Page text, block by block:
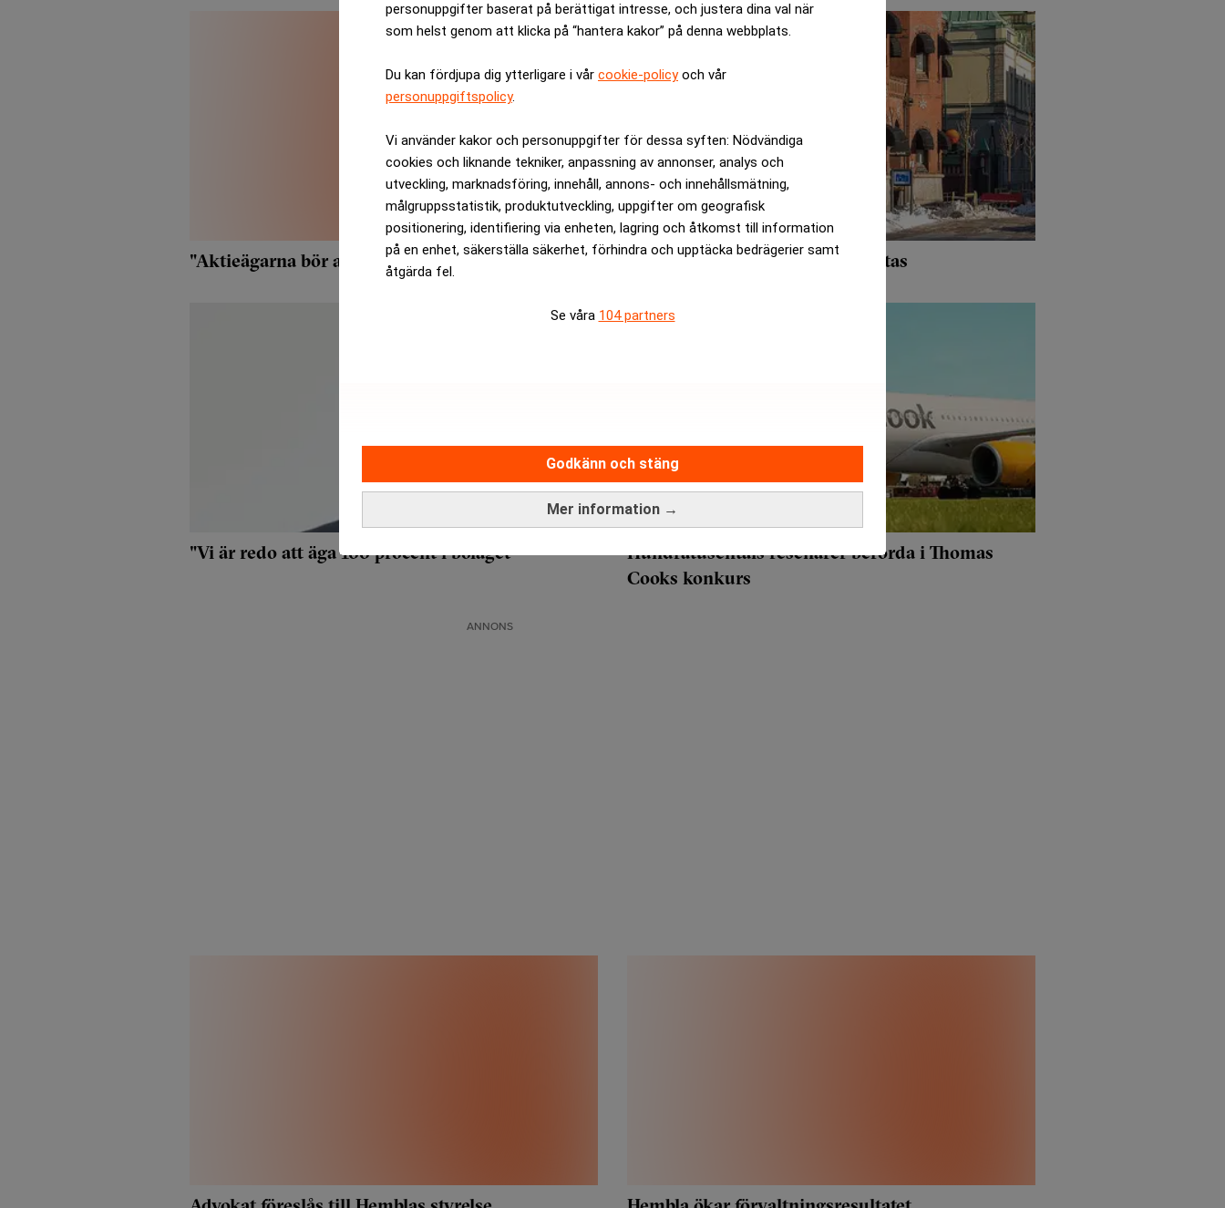
personuppgifter baserat på berättigat intresse, och justera dina val när
som helst genom att klicka på “hantera kakor” på denna webbplats.
Du kan fördjupa dig ytterligare i vår cookie-policyoch vår
personuppgiftspolicy.
Vi använder kakor och personuppgifter för dessa syften: Nödvändiga
cookies och liknande tekniker, anpassning av annonser, analys och
utveckling, marknadsföring, innehåll, annons- och innehållsmätning,
målgruppsstatistik, produktutveckling, uppgifter om geografisk
positionering, identifiering via enheten, lagring och åtkomst till information
på en enhet, säkerställa säkerhet, förhindra och upptäcka bedrägerier samt
åtgärda fel.
Se våra 104 partners
Mer information →
Godkänn och stäng
"Aktieägarna bör acceptera budet på Hembla" Utredning mot bank-vd återupptas
"Vi är redo att äga 100 procent i bolaget"
Hundratusentals resenärer berörda i Thomas
Cooks konkurs
ANNONS